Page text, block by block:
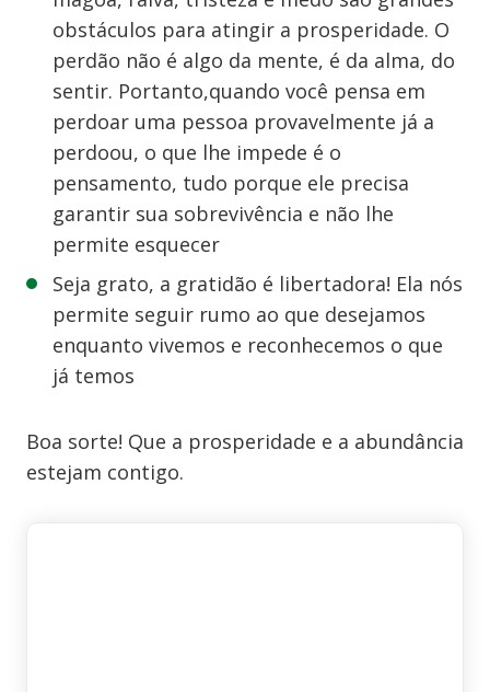
obstáculos para atingir a prosperidade. O
perdão não é algo da mente, é da alma, do
sentir. Portanto,quando você pensa em
perdoar uma pessoa provavelmente já a
perdoou, o que lhe impede é o
pensamento, tudo porque ele precisa
garantir sua sobrevivência e não lhe
permite esquecer
Seja grato, a gratidão é libertadora! Ela nós
permite seguir rumo ao que desejamos
enquanto vivemos e reconhecemos o que
já temos
Boa sorte! Que a prosperidade e a abundância
estejam contigo.